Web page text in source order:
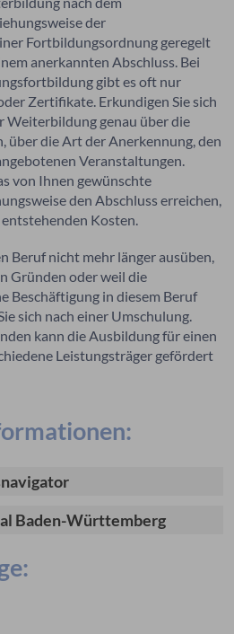
der
Fortbildungsordnung geregelt
anerkannten Abschluss. Bei
gibt es oft nur
Zertifikate. Erkundigen Sie sich
Weiterbildung genau über die
über die Art der Anerkennung, den
Veranstaltungen.
von Ihnen gewünschte
den Abschluss erreichen,
Kosten.
Beruf nicht mehr länger ausüben,
Gründen oder weil die
Beschäftigung in diesem Beruf
sich nach einer Umschulung.
kann die Ausbildung für einen
Leistungsträger gefördert
Baden-Württemberg